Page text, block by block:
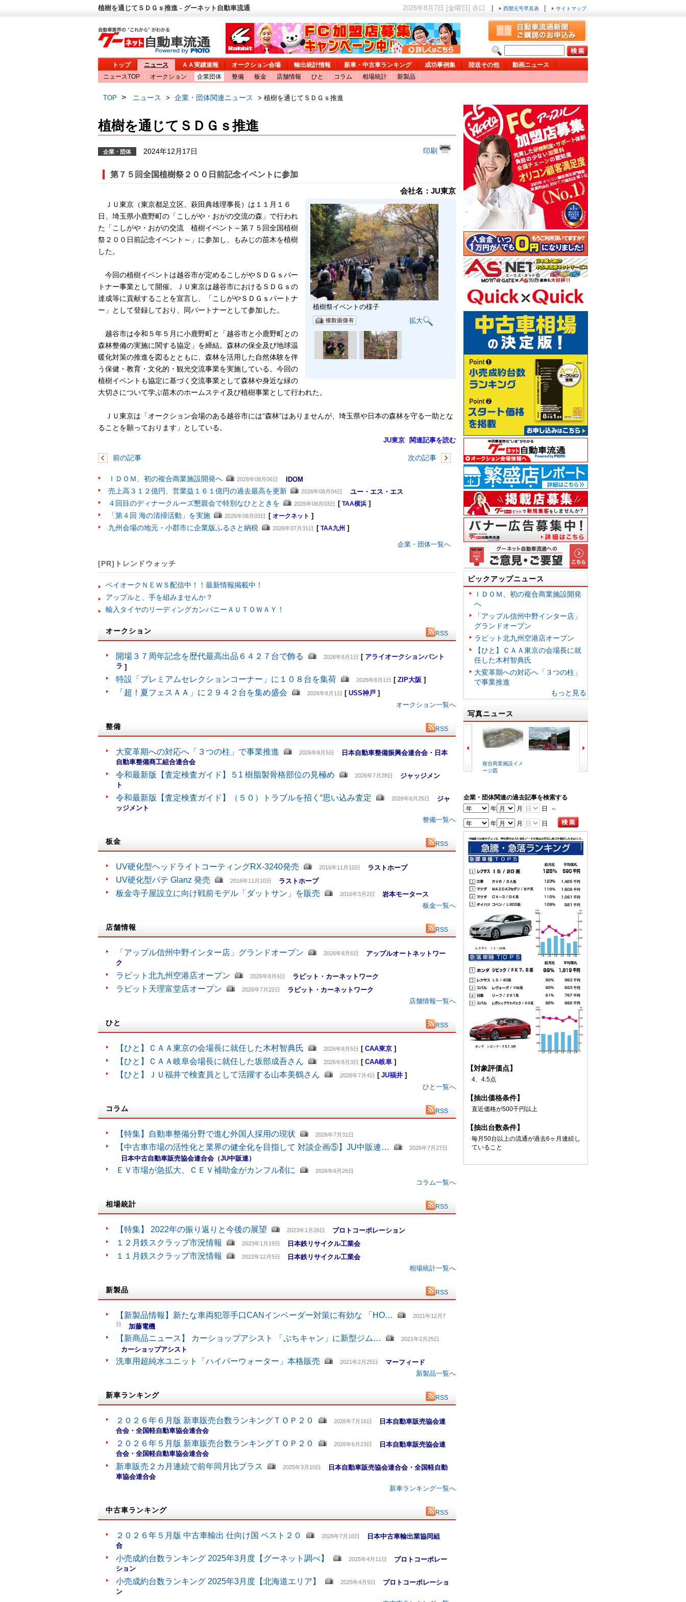
植樹を通じてＳＤＧｓ推進 - グーネット自動車流通 2026年8月7日 [金曜日] 赤口 西暦元号早見表 サイトマップ
トップ ニュース ＡＡ実績速報 オークション会場 輸出統計情報 新車・中古車ランキング 成功事例集 陸送その他
動画ニュース
ニュースTOP
オークション 企業団体 整備 板金 店舗情報 ひと コラム 相場統計 新製品
TOP > ニュース > 企業・団体関連ニュース > 植樹を通じてＳＤＧｓ推進
植樹を通じてＳＤＧｓ推進
企業・団体 2024年12月17日 印刷
第７５回全国植樹祭２００日前記念イベントに参加
会社名：JU東京
植樹祭イベントの様子
拡大
ＪＵ東京（東京都足立区、萩田典雄理事長）は１１月１６
日、埼玉県小鹿野町の「こしがや・おがの交流の森」で行われ
た「こしがや・おがの交流 植樹イベント～第７５回全国植樹
祭２００日前記念イベント～」に参加し、もみじの苗木を植樹
した。
今回の植樹イベントは越谷市が定めるこしがやＳＤＧｓパー
トナー事業として開催。ＪＵ東京は越谷市におけるＳＤＧｓの
達成等に貢献することを宣言し、「こしがやＳＤＧｓパートナ
ー」として登録しており、同パートナーとして参加した。
越谷市は令和５年５月に小鹿野町と「越谷市と小鹿野町との
森林整備の実施に関する協定」を締結。森林の保全及び地球温
暖化対策の推進を図るとともに、森林を活用した自然体験を伴
う保健・教育・文化的・観光交流事業を実施している。今回の
植樹イベントも協定に基づく交流事業として森林や身近な緑の
大切さについて学ぶ苗木のホームステイ及び植樹事業として行われた。
ＪＵ東京は「オークション会場のある越谷市には“森林”はありませんが、埼玉県や日本の森林を守る一助とな
ることを願っております」としている。
JU東京 関連記事を読む
前の記事 次の記事
ＩＤＯＭ、初の複合商業施設開発へ 2026年08月06日 IDOM
売上高３１２億円、営業益１６１億円の過去最高を更新 2026年08月04日 ユー・エス・エス
４回目のディナークルーズ懇親会で特別なひとときを 2026年08月03日 [ TAA横浜 ]
「第４回 海の清掃活動」を実施 2026年08月03日 [ オークネット ]
九州会場の地元・小郡市に企業版ふるさと納税 2026年07月31日 [ TAA九州 ]
企業・団体一覧へ
[PR]トレンドウォッチ
ベイオークＮＥＷＳ配信中！！最新情報掲載中！
アップルと、手を組みませんか？
輸入タイヤのリーディングカンパニーＡＵＴＯＷＡＹ！
オークション RSS
開場３７周年記念を歴代最高出品６４２７台で飾る 2026年8月1日 [ アライオークションバント
ラ ]
特設「プレミアムセレクションコーナー」に１０８台を集荷 2026年8月1日 [ ZIP大阪 ]
「超！夏フェスＡＡ」に２９４２台を集め盛会 2026年8月1日 [ USS神戸 ]
オークション一覧へ
整備 RSS
大変革期への対応へ「３つの柱」で事業推進 2026年8月5日 日本自動車整備振興会連合会・日本
自動車整備商工組合連合会
令和最新版【査定検査ガイド】５1 樹脂製骨格部位の見極め
2026年7月28日 ジャッジメン
ト
令和最新版【査定検査ガイド】（５０）トラブルを招く“思い込み査定
2026年6月25日 ジャ
ッジメント
整備一覧へ
板金 RSS
UV硬化型ヘッドライトコーティングRX-3240発売 2016年11月10日 ラストホープ
UV硬化型パテ Glanz 発売 2016年11月10日 ラストホープ
板金寺子屋設立に向け戦前モデル「ダットサン」を販売 2016年3月2日
岩本モータース
板金一覧へ
店舗情報 RSS
「アップル信州中野インター店」グランドオープン 2026年8月6日 アップルオートネットワー
ク
ラビット北九州空港店オープン
2026年8月6日 ラビット・カーネットワーク
ラビット天理富堂店オープン 2026年7月22日
ラビット・カーネットワーク
店舗情報一覧へ
ひと RSS
【ひと】ＣＡＡ東京の会場長に就任した木村智典氏 2026年8月5日 [ CAA東京 ]
【ひと】ＣＡＡ岐阜会場長に就任した坂部成吾さん 2026年8月3日 [ CAA岐阜 ]
【ひと】ＪＵ福井で検査員として活躍する山本美鶴さん 2026年7月4日 [ JU福井 ]
ひと一覧へ
コラム RSS
【特集】自動車整備分野で進む外国人採用の現状 2026年7月31日
【中古車市場の活性化と業界の健全化を目指して 対談企画⑤】JU中販連… 2026年7月27日
日本中古自動車販売協会連合会（JU中販連）
ＥＶ市場が急拡大、ＣＥＶ補助金がカンフル剤に 2026年6月26日
コラム一覧へ
相場統計 RSS
【特集】 2022年の振り返りと今後の展望 2023年1月26日 プロトコーポレーション
１２月鉄スクラップ市況情報 2023年1月19日 日本鉄リサイクル工業会
１１月鉄スクラップ市況情報 2022年12月5日
日本鉄リサイクル工業会
相場統計一覧へ
新製品 RSS
【新製品情報】新たな車両犯罪手口CANインベーダー対策に有効な 「HO… 2021年12月7
日 加藤電機
【新商品ニュース】 カーショップアシスト 「ぷちキャン」に新型ジム… 2021年2月25日
カーショップアシスト
洗車用超純水ユニット「ハイパーウォーター」本格販売 2021年2月25日
マーフィード
新製品一覧へ
新車ランキング RSS
２０２６年６月版 新車販売台数ランキングＴＯＰ２０ 2026年7月16日 日本自動車販売協会連
合会・全国軽自動車協会連合会
２０２６年５月版 新車販売台数ランキングＴＯＰ２０
2026年6月23日 日本自動車販売協会連
合会・全国軽自動車協会連合会
新車販売２カ月連続で前年同月比プラス
2025年3月10日 日本自動車販売協会連合会・全国軽自動
車協会連合会
新車ランキング一覧へ
中古車ランキング RSS
２０２６年５月版 中古車輸出 仕向け国 ベスト２０ 2026年7月10日 日本中古車輸出業協同組
合
小売成約台数ランキング 2025年3月度【グーネット調べ】
2025年4月11日 プロトコーポレー
ション
小売成約台数ランキング 2025年3月度【北海道エリア】
2025年4月9日 プロトコーポレーショ
ン
ピックアップニュース
ＩＤＯＭ、初の複合商業施設開発
へ
「アップル信州中野インター店」
グランドオープン
ラビット北九州空港店オープン
【ひと】ＣＡＡ東京の会場長に就
任した木村智典氏
大変革期への対応へ「３つの柱」
で事業推進
もっと見る
写真ニュース
複合商業施設イメ
ージ図
港店外観
企業・団体関連の過去記事を検索する
年
月 日 ～
年 月 日
【対象評価点】
4、4.5点
【抽出価格条件】
直近価格が500千円以上
【抽出台数条件】
毎月50台以上の流通が過去6ヶ月連続し
ていること